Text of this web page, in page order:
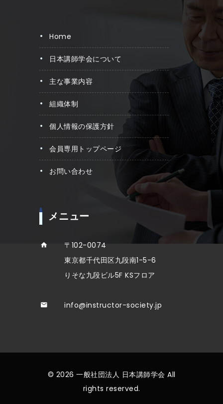
home
日本講師学会について
主な事業内容
組織体制
個人情報の保護方針
会員専用トップページ
お問い合わせ
メニュー
〒102-0074
東京都千代田区九段南1-5-6
りそな九段ビル5F KSフロア
info@instructor-society.jp
© 2026 一般社団法人 日本講師学会 All
rights reserved.